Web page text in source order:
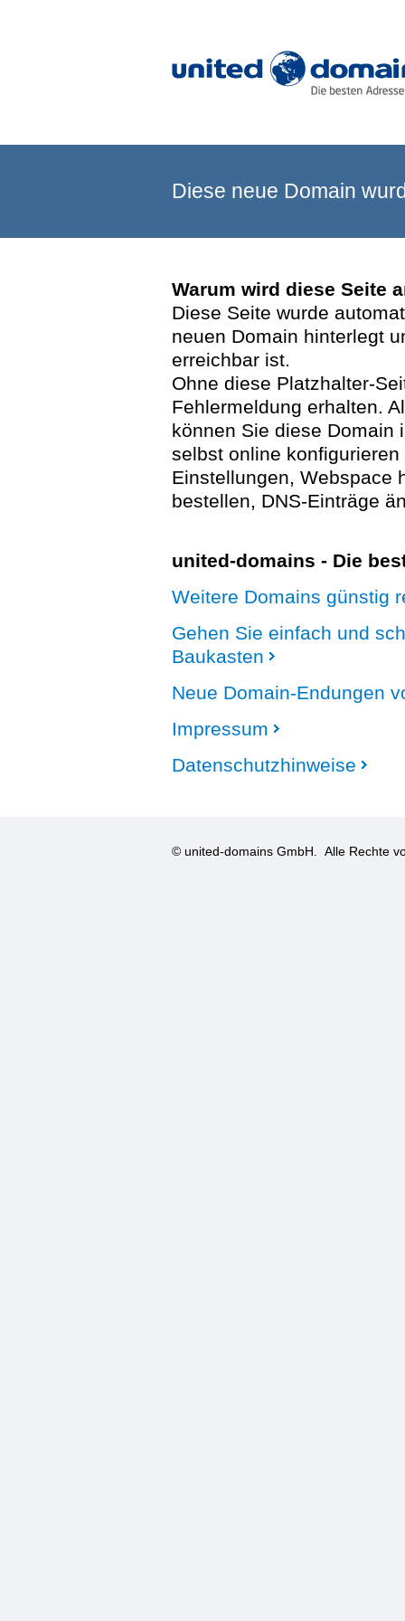
Diese neue Domain
Warum wird diese Seite
Diese Seite wurde
neuen Domain hinterlegt
erreichbar ist.
Ohne diese Platzhalter-
Fehlermeldung erhalten.
können Sie diese Domain
selbst online
Einstellungen, Webspace
bestellen, DNS-Einträge
united-domains - Die
Weitere Domains günstig
Gehen Sie einfach und
Baukasten
Neue Domain-Endungen
Impressum
Datenschutzhinweise
© united-domains GmbH. Alle Rechte